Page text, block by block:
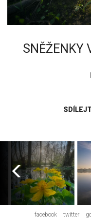
SNĚŽENKY
facebook twitter